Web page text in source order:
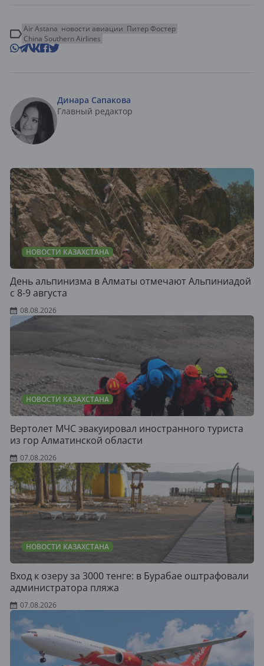
Air Astana новости авиации Питер Фостер
China Southern Airlines
Динара Сапакова
Главный редактор
НОВОСТИ КАЗАХСТАНА
День альпинизма в Алматы отмечают Альпиниадой
с 8-9 августа
08.08.2026
НОВОСТИ КАЗАХСТАНА
Вертолет МЧС эвакуировал иностранного туриста
из гор Алматинской области
07.08.2026
НОВОСТИ КАЗАХСТАНА
Вход к озеру за 3000 тенге: в Бурабае оштрафовали
администратора пляжа
07.08.2026